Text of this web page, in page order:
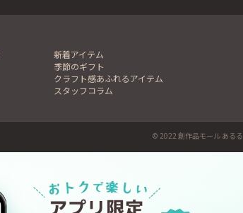
新着アイテム
季節のギフト
クラフト感あふれるアイテム
スタッフコラム
© 2022 創作品モール あるる